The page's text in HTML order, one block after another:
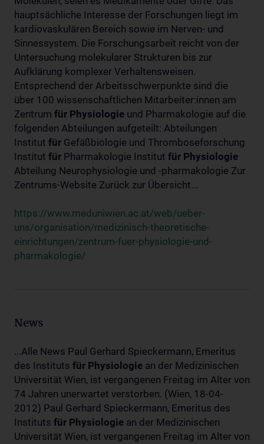
hauptsächliche Interesse der Forschungen liegt im
kardiovaskulären Bereich sowie im Nerven- und
Sinnessystem. Die Forschungsarbeit reicht von der
Untersuchung molekularer Strukturen bis zur
Aufklärung komplexer Verhaltensweisen.
Entsprechend der Arbeitsschwerpunkte sind die
über 100 wissenschaftlichen Mitarbeiter:innen am
Zentrum für Physiologie und Pharmakologie auf die
folgenden Abteilungen aufgeteilt: Abteilungen
Institut für Gefäßbiologie und Thromboseforschung
Institut für Pharmakologie Institut für Physiologie
Abteilung Neurophysiologie und -pharmakologie Zur
Zentrums-Website Zurück zur Übersicht...
https://www.meduniwien.ac.at/web/ueber-
uns/organisation/medizinisch-theoretische-
einrichtungen/zentrum-fuer-physiologie-und-
pharmakologie/
News
...Alle News Paul Gerhard Spieckermann, Emeritus
des Instituts für Physiologie an der Medizinischen
Universität Wien, ist vergangenen Freitag im Alter von
74 Jahren unerwartet verstorben. (Wien, 18-04-
2012) Paul Gerhard Spieckermann, Emeritus des
Instituts für Physiologie an der Medizinischen
Universität Wien, ist vergangenen Freitag im Alter von